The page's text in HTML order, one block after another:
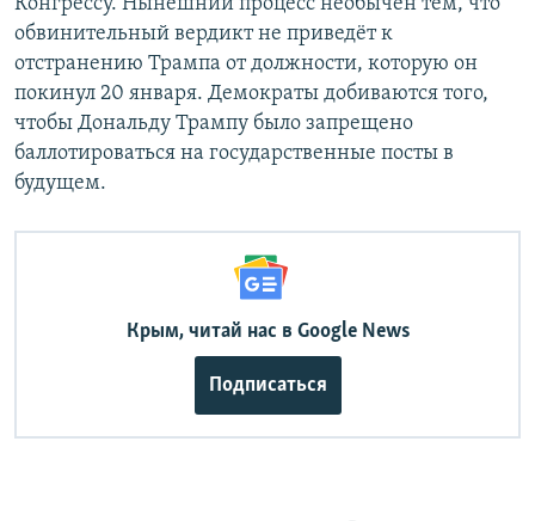
обвинительный вердикт не приведёт к
отстранению Трампа от должности, которую он
покинул 20 января. Демократы добиваются того,
чтобы Дональду Трампу было запрещено
баллотироваться на государственные посты в
будущем.
Крым, читай нас в Google News
Подписаться